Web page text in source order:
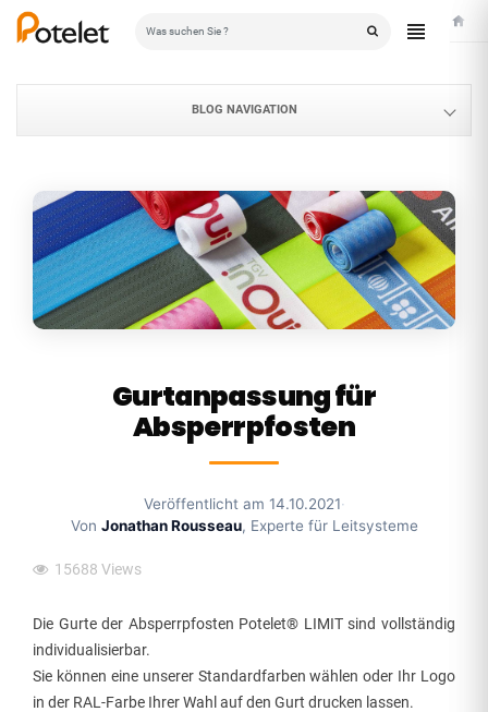
BLOG NAVIGATION
Gurtanpassung für
Absperrpfosten
Veröffentlicht am 14.10.2021·
Von Jonathan Rousseau, Experte für Leitsysteme
15688 Views
Die Gurte der Absperrpfosten Potelet® LIMIT sind vollständig
individualisierbar.
Sie können eine unserer Standardfarben wählen oder Ihr Logo
in der RAL-Farbe Ihrer Wahl auf den Gurt drucken lassen.